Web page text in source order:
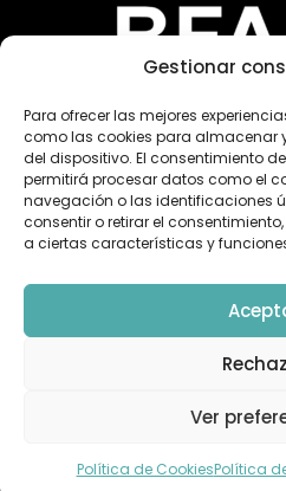
Gestionar
Para ofrecer las mejores
como las cookies para almacenar
del dispositivo. El consentimiento
permitirá procesar datos como el
navegación o las identificaciones
consentir o retirar el
a ciertas características y
Ver
Política de CookiesPolítica
«Financiado por la Unión
únicamente los del autor
necesariamente los de la
ser consideradas
© 2026 TheDroneMBA –